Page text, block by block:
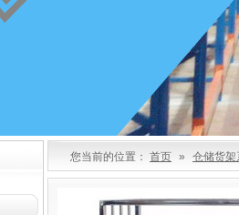
您当前的位置： 首页 » 仓储货架